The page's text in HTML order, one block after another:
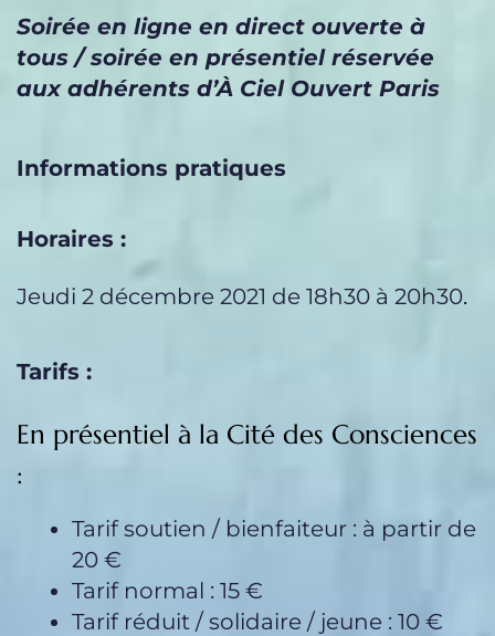
Soirée en ligne en direct ouverte à
tous / soirée en présentiel réservée
aux adhérents d’À Ciel Ouvert Paris
Informations pratiques
Horaires :
Jeudi 2 décembre 2021 de 18h30 à 20h30.
Tarifs :
En présentiel à la Cité des Consciences
:
Tarif soutien / bienfaiteur : à partir de
20 €
Tarif normal : 15 €
Tarif réduit / solidaire / jeune : 10 €